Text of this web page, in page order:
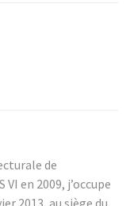
de
en 2009, j’occupe
2013, au siège du